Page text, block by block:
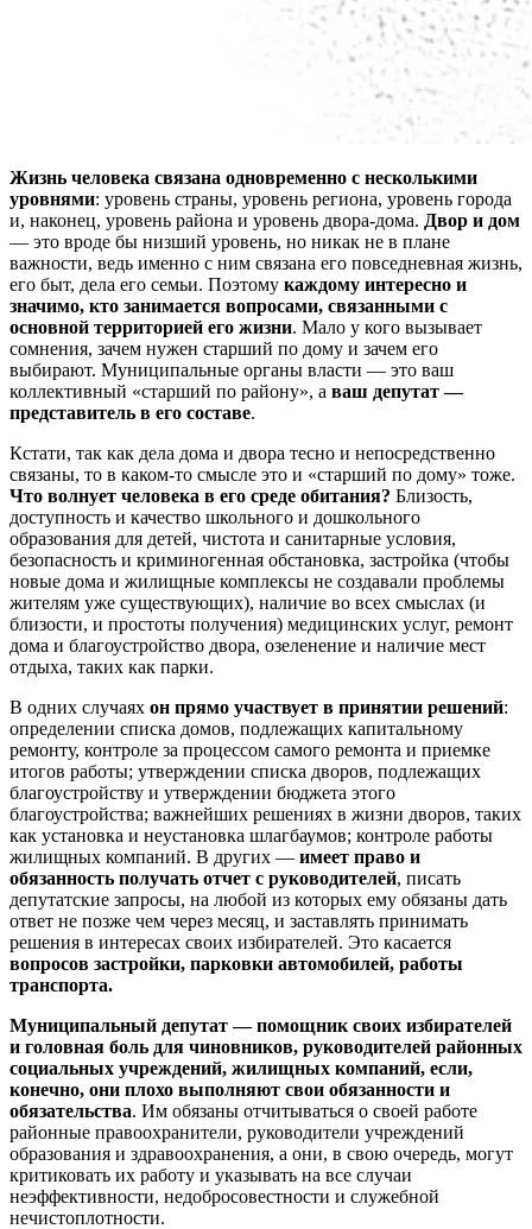
Жизнь человека связана одновременно с несколькими
уровнями: уровень страны, уровень региона, уровень города
и, наконец, уровень района и уровень двора-дома. Двор и дом
— это вроде бы низший уровень, но никак не в плане
важности, ведь именно с ним связана его повседневная жизнь,
его быт, дела его семьи. Поэтому каждому интересно и
значимо, кто занимается вопросами, связанными с
основной территорией его жизни. Мало у кого вызывает
сомнения, зачем нужен старший по дому и зачем его
выбирают. Муниципальные органы власти — это ваш
коллективный «старший по району», а ваш депутат —
представитель в его составе.
Кстати, так как дела дома и двора тесно и непосредственно
связаны, то в каком-то смысле это и «старший по дому» тоже.
Что волнует человека в его среде обитания? Близость,
доступность и качество школьного и дошкольного
образования для детей, чистота и санитарные условия,
безопасность и криминогенная обстановка, застройка (чтобы
новые дома и жилищные комплексы не создавали проблемы
жителям уже существующих), наличие во всех смыслах (и
близости, и простоты получения) медицинских услуг, ремонт
дома и благоустройство двора, озеленение и наличие мест
отдыха, таких как парки.
В одних случаях он прямо участвует в принятии решений:
определении списка домов, подлежащих капитальному
ремонту, контроле за процессом самого ремонта и приемке
итогов работы; утверждении списка дворов, подлежащих
благоустройству и утверждении бюджета этого
благоустройства; важнейших решениях в жизни дворов, таких
как установка и неустановка шлагбаумов; контроле работы
жилищных компаний. В других — имеет право и
обязанность получать отчет с руководителей, писать
депутатские запросы, на любой из которых ему обязаны дать
ответ не позже чем через месяц, и заставлять принимать
решения в интересах своих избирателей. Это касается
вопросов застройки, парковки автомобилей, работы
транспорта.
Муниципальный депутат — помощник своих избирателей
и головная боль для чиновников, руководителей районных
социальных учреждений, жилищных компаний, если,
конечно, они плохо выполняют свои обязанности и
обязательства. Им обязаны отчитываться о своей работе
районные правоохранители, руководители учреждений
образования и здравоохранения, а они, в свою очередь, могут
критиковать их работу и указывать на все случаи
неэффективности, недобросовестности и служебной
нечистоплотности.